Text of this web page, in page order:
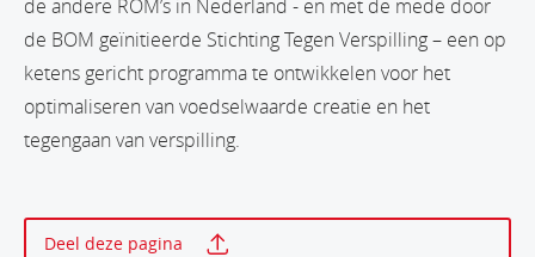
de andere ROM’s in Nederland - en met de mede door
de BOM geïnitieerde Stichting Tegen Verspilling – een op
ketens gericht programma te ontwikkelen voor het
optimaliseren van voedselwaarde creatie en het
tegengaan van verspilling.
Deel deze pagina